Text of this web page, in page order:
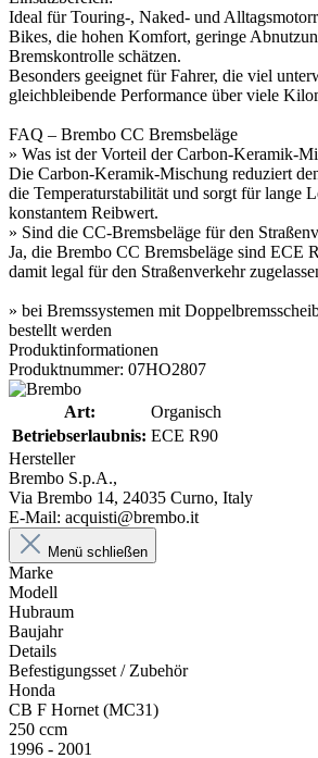
Ideal für Touring-, Naked- und
Bikes, die hohen Komfort, geringe
Bremskontrolle schätzen.
Besonders geeignet für Fahrer, die viel
gleichbleibende Performance über viele
FAQ – Brembo CC Bremsbeläge
» Was ist der Vorteil der Carbon-Keramik-
Die Carbon-Keramik-Mischung reduziert
die Temperaturstabilität und sorgt für lange
konstantem Reibwert.
» Sind die CC-Bremsbeläge für den
Ja, die Brembo CC Bremsbeläge sind ECE
damit legal für den Straßenverkehr
» bei Bremssystemen mit
bestellt werden
Produktinformationen
Produktnummer: 07HO2807
Art:
Organisch
Betriebserlaubnis: ECE R90
Hersteller
Brembo S.p.A.,
Via Brembo 14, 24035 Curno, Italy
E-Mail: acquisti@brembo.it
Menü schließen
Marke
Modell
Hubraum
Baujahr
Details
Befestigungsset / Zubehör
Honda
CB F Hornet (MC31)
250 ccm
1996 - 2001